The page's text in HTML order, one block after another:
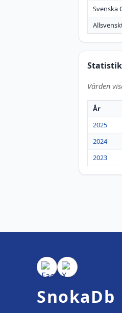
Svenska
Värden
År
2025
2024
2023
SnokaDb